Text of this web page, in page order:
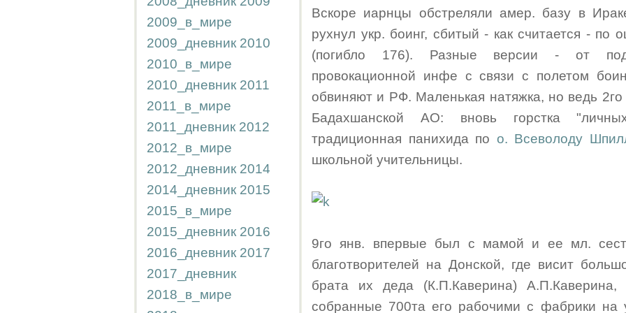
2009_в_мире
2009_дневник 2010
2010_в_мире
2010_дневник 2011
2011_в_мире
2011_дневник 2012
2012_в_мире
2012_дневник 2014
2014_дневник 2015
2015_в_мире
2015_дневник 2016
2016_дневник 2017
2017_дневник
2018_в_мире
Вскоре иарнцы обстреляли амер. базу в
рухнул укр. боинг, сбитый - как считается - по
(погибло 176). Разные версии - от
провокационной инфе с связи с полетом
обвиняют и РФ. Маленькая натяжка, но ведь
Бадахшанской АО: вновь горстка
традиционная панихида по о. Всеволоду
школьной учительницы.
9го янв. впервые был с мамой и ее мл.
благотворителей на Донской, где висит
брата их деда (К.П.Каверина) А.П.Каверина,
собранные 700та его рабочими с фабрики на